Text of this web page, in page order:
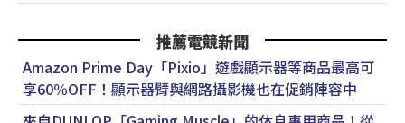
推薦電競新聞
Amazon Prime Day「Pixio」遊戲顯示器等商品最高可
享60％OFF！顯示器臂與網路攝影機也在促銷陣容中